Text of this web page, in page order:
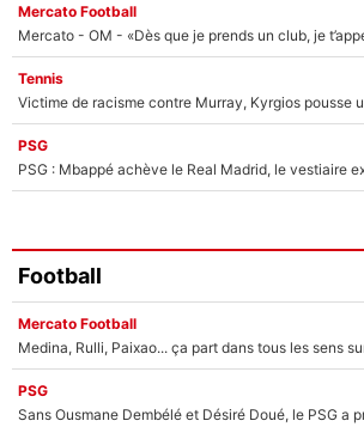
Mercato Football
Tennis
PSG
PSG : Mbappé achève le Real Madrid, le vestiaire
Football
Mercato Football
PSG